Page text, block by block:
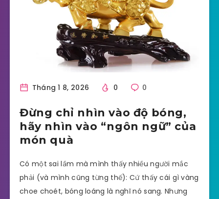
Tháng 1 8, 2026 0 0
Đừng chỉ nhìn vào độ bóng,
hãy nhìn vào “ngôn ngữ” của
món quà
Có một sai lầm mà mình thấy nhiều người mắc
phải (và mình cũng từng thế): Cứ thấy cái gì vàng
choe choét, bóng loáng là nghĩ nó sang. Nhưng